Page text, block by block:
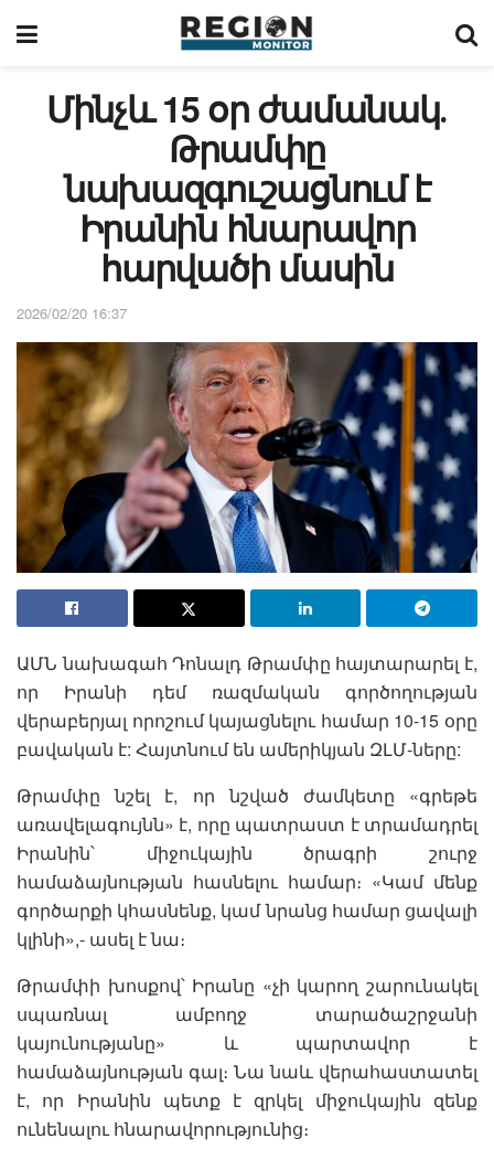
Մինչև 15 օր ժամանակ․
Թրամփը
նախազգուշացնում է
Իրանին հնարավոր
հարվածի մասին
2026/02/20 16:37
ԱՄՆ նախագահ Դոնալդ Թրամփը հայտարարել է,
որ Իրանի դեմ ռազմական գործողության
վերաբերյալ որոշում կայացնելու համար 10-15 օրը
բավական է: Հայտնում են ամերիկյան ԶԼՄ-ները:
Թրամփը նշել է, որ նշված ժամկետը «գրեթե
առավելագույնն» է, որը պատրաստ է տրամադրել
Իրանին՝ միջուկային ծրագրի շուրջ
համաձայնության հասնելու համար։ «Կամ մենք
գործարքի կհասնենք, կամ նրանց համար ցավալի
կլինի»,- ասել է նա։
Թրամփի խոսքով՝ Իրանը «չի կարող շարունակել
սպառնալ ամբողջ տարածաշրջանի
կայունությանը» և պարտավոր է
համաձայնության գալ։ Նա նաև վերահաստատել
է, որ Իրանին պետք է զրկել միջուկային զենք
ունենալու հնարավորությունից։